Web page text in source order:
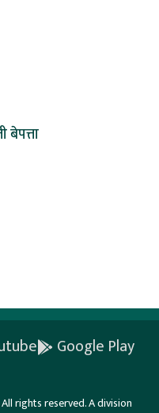
बेपत्ता
Google Play
rights reserved. A division